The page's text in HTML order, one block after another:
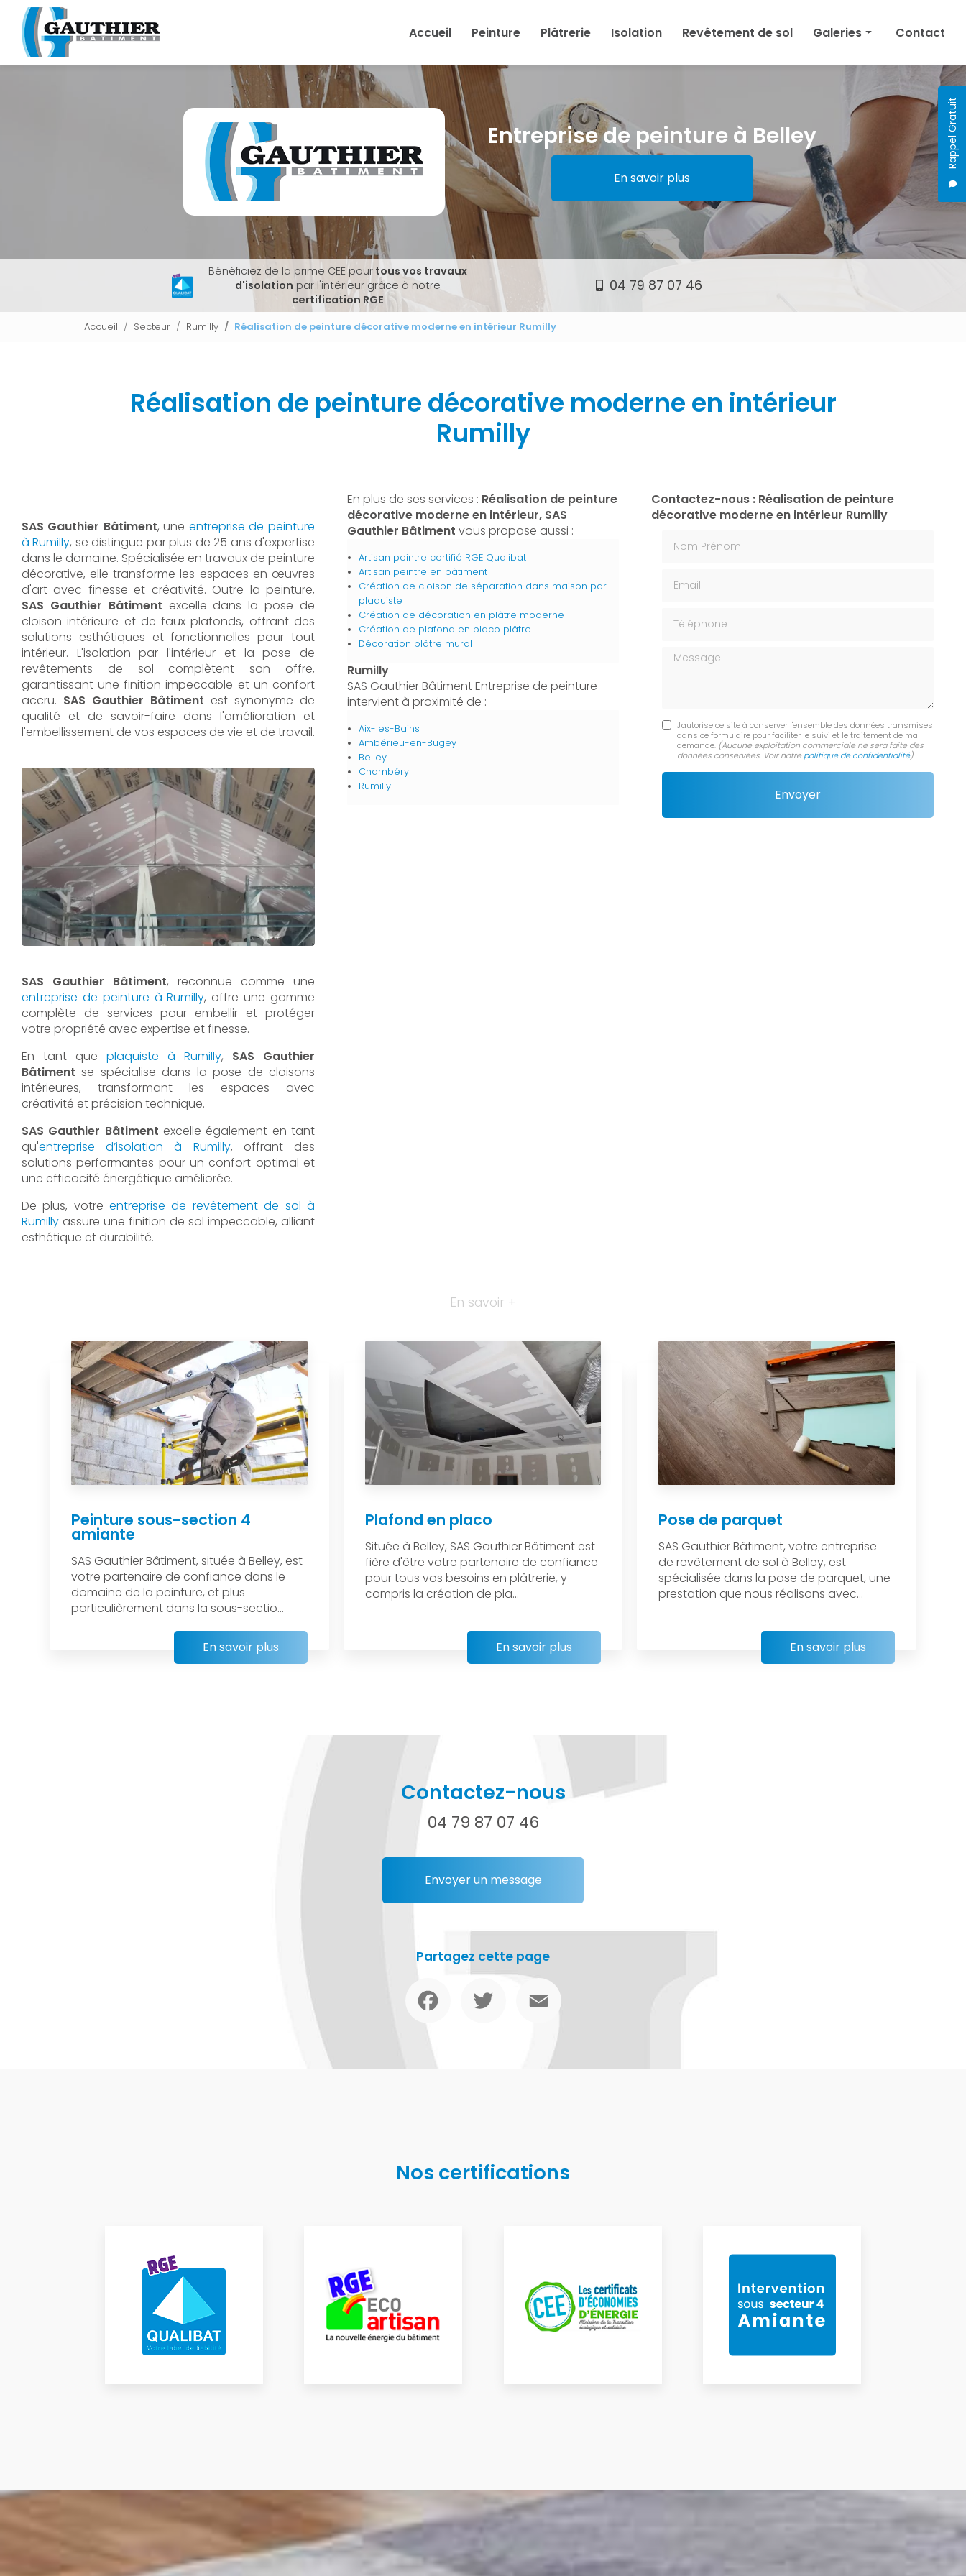
contenu
principal
Rappel Gratuit
Accueil
Peinture Plâtrerie Isolation Revêtement de sol Galeries
Plâtrerie
Revêtement de sol
Contact
Entreprise de peinture à Belley
En savoir plus
Bénéficiez de la prime CEE pourtous vos travaux
d'isolation par l'intérieur grâce à notre
certification RGE
04 79 87 07 46
Accueil Secteur Rumilly Réalisation de peinture décorative moderne en intérieur Rumilly
Réalisation de peinture décorative moderne en intérieur
Rumilly
SAS Gauthier Bâtiment, une entreprise de peinture
à Rumilly, se distingue par plus de 25 ans d'expertise
dans le domaine. Spécialisée en travaux de peinture
décorative, elle transforme les espaces en œuvres
d'art avec finesse et créativité. Outre la peinture,
SAS Gauthier Bâtiment excelle dans la pose de
cloison intérieure et de faux plafonds, offrant des
solutions esthétiques et fonctionnelles pour tout
intérieur. L'isolation par l'intérieur et la pose de
revêtements de sol complètent son offre,
garantissant une finition impeccable et un confort
accru. SAS Gauthier Bâtiment est synonyme de
qualité et de savoir-faire dans l'amélioration et
l'embellissement de vos espaces de vie et de travail.
SAS Gauthier Bâtiment, reconnue comme une
entreprise de peinture à Rumilly, offre une gamme
complète de services pour embellir et protéger
votre propriété avec expertise et finesse.
En tant que plaquiste à Rumilly, SAS Gauthier
Bâtiment se spécialise dans la pose de cloisons
intérieures, transformant les espaces avec
créativité et précision technique.
SAS Gauthier Bâtiment excelle également en tant
qu'entreprise d’isolation à Rumilly, offrant des
solutions performantes pour un confort optimal et
une efficacité énergétique améliorée.
De plus, votreentreprise de revêtement de sol à
Rumilly assure une finition de sol impeccable, alliant
esthétique et durabilité.
En plus de ses services : Réalisation de peinture
décorative moderne en intérieur, SAS
Gauthier Bâtiment vous propose aussi :
Artisan peintre certifié RGE Qualibat
Artisan peintre en bâtiment
Création de cloison de séparation dans maison par
plaquiste
Création de décoration en plâtre moderne
Création de plafond en placo plâtre
Décoration plâtre mural
Rumilly
SAS Gauthier Bâtiment Entreprise de peinture
intervient à proximité de :
Aix-les-Bains
Ambérieu-en-Bugey
Belley
Chambéry
Rumilly
Contactez-nous : Réalisation de peinture
décorative moderne en intérieur Rumilly
Message
J'autorise ce site à conserver l'ensemble des données transmises
dans ce formulaire pour faciliter le suivi et le traitement de ma
demande. (Aucune exploitation commerciale ne sera faite des
données conservées. Voir notre politique de confidentialité)
En savoir +
Peinture sous-section 4
amiante
SAS Gauthier Bâtiment, située à Belley, est
votre partenaire de confiance dans le
domaine de la peinture, et plus
particulièrement dans la sous-sectio...
En savoir plus
Plafond en placo
Située à Belley, SAS Gauthier Bâtiment est
fière d'être votre partenaire de confiance
pour tous vos besoins en plâtrerie, y
compris la création de pla...
En savoir plus
Pose de parquet
SAS Gauthier Bâtiment, votre entreprise
de revêtement de sol à Belley, est
spécialisée dans la pose de parquet, une
prestation que nous réalisons avec...
En savoir plus
Contactez-nous
04 79 87 07 46
Envoyer un message
Partagez cette page
Twitter
Nos certifications